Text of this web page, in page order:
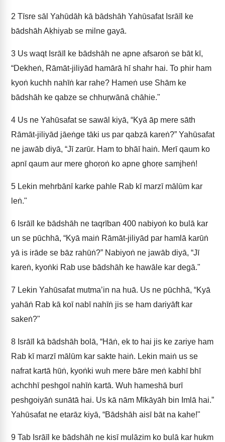
2 Tīsre sāl Yahūdāh kā bādshāh Yahūsafat Isrāīl ke
bādshāh Aḳhiyab se milne gayā.
3 Us waqt Isrāīl ke bādshāh ne apne afsaroṅ se bāt kī,
“Dekheṅ, Rāmāt-jiliyād hamārā hī shahr hai. To phir ham
kyoṅ kuchh nahīṅ kar rahe? Hameṅ use Shām ke
bādshāh ke qabze se chhuṛwānā chāhie."
4 Us ne Yahūsafat se sawāl kiyā, “Kyā āp mere sāth
Rāmāt-jiliyād jāeṅge tāki us par qabzā kareṅ?” Yahūsafat
ne jawāb diyā, “Jī zarūr. Ham to bhāī haiṅ. Merī qaum ko
apnī qaum aur mere ghoṛoṅ ko apne ghoṛe samjheṅ!
5 Lekin mehrbānī karke pahle Rab kī marzī mālūm kar
leṅ."
6 Isrāīl ke bādshāh ne taqrīban 400 nabiyoṅ ko bulā kar
un se pūchhā, “Kyā maiṅ Rāmāt-jiliyād par hamlā karūṅ
yā is irāde se bāz rahūṅ?” Nabiyoṅ ne jawāb diyā, “Jī
kareṅ, kyoṅki Rab use bādshāh ke hawāle kar degā."
7 Lekin Yahūsafat mutma’in na huā. Us ne pūchhā, “Kyā
yahāṅ Rab kā koī nabī nahīṅ jis se ham dariyāft kar
sakeṅ?"
8 Isrāīl kā bādshāh bolā, “Hāṅ, ek to hai jis ke zariye ham
Rab kī marzī mālūm kar sakte haiṅ. Lekin maiṅ us se
nafrat kartā hūṅ, kyoṅki wuh mere bāre meṅ kabhī bhī
achchhī peshgoī nahīṅ kartā. Wuh hameshā burī
peshgoiyāṅ sunātā hai. Us kā nām Mīkāyāh bin Imlā hai.”
Yahūsafat ne etarāz kiyā, “Bādshāh aisī bāt na kahe!"
9 Tab Isrāīl ke bādshāh ne kisī mulāzim ko bulā kar hukm